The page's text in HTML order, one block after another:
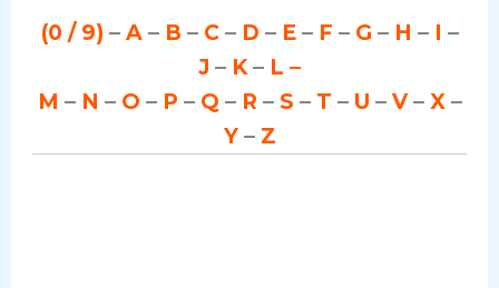
(0 / 9) – A – B – C – D – E – F – G – H – I –
J – K– L –
M – N – O – P – Q – R – S – T – U – V– X –
Y – Z